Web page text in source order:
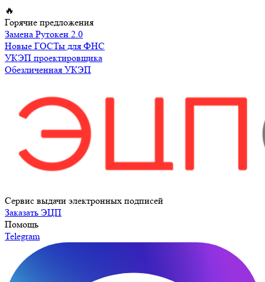
Перейти
к
содержимому
🔥
Горячие предложения
Замена Рутокен 2.0
Новые ГОСТы для ФНС
УКЭП проектировщика
Обезличенная УКЭП
Сервис выдачи электронных подписей
Заказать ЭЦП
Помощь
Telegram